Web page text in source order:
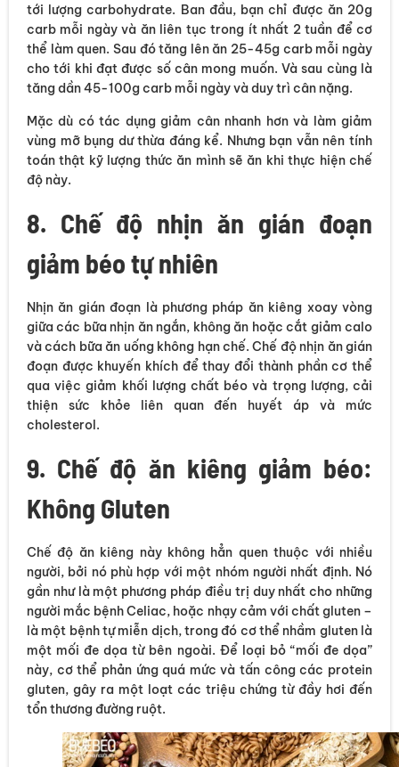
tới lượng carbohydrate. Ban đầu, bạn chỉ được ăn 20g
carb mỗi ngày và ăn liên tục trong ít nhất 2 tuần để cơ
thể làm quen. Sau đó tăng lên ăn 25-45g carb mỗi ngày
cho tới khi đạt được số cân mong muốn. Và sau cùng là
tăng dần 45-100g carb mỗi ngày và duy trì cân nặng.
Mặc dù có tác dụng giảm cân nhanh hơn và làm giảm
vùng mỡ bụng dư thừa đáng kể. Nhưng bạn vẫn nên tính
toán thật kỹ lượng thức ăn mình sẽ ăn khi thực hiện chế
độ này.
8. Chế độ nhịn ăn gián đoạn
giảm béo tự nhiên
Nhịn ăn gián đoạn là phương pháp ăn kiêng xoay vòng
giữa các bữa nhịn ăn ngắn, không ăn hoặc cắt giảm calo
và cách bữa ăn uống không hạn chế. Chế độ nhịn ăn gián
đoạn được khuyến khích để thay đổi thành phần cơ thể
qua việc giảm khối lượng chất béo và trọng lượng, cải
thiện sức khỏe liên quan đến huyết áp và mức
cholesterol.
9. Chế độ ăn kiêng giảm béo:
Không Gluten
Chế độ ăn kiêng này không hẳn quen thuộc với nhiều
người, bởi nó phù hợp với một nhóm người nhất định. Nó
gần như là một phương pháp điều trị duy nhất cho những
người mắc bệnh Celiac, hoặc nhạy cảm với chất gluten –
là một bệnh tự miễn dịch, trong đó cơ thể nhầm gluten là
một mối đe dọa từ bên ngoài. Để loại bỏ “mối đe dọa”
này, cơ thể phản ứng quá mức và tấn công các protein
gluten, gây ra một loạt các triệu chứng từ đầy hơi đến
tổn thương đường ruột.